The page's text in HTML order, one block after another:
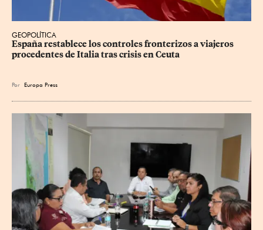
GEOPOLÍTICA
España restablece los controles fronterizos a viajeros
procedentes de Italia tras crisis en Ceuta
Por Europa Press